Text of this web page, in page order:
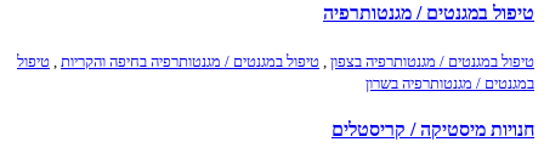
טיפול במגנטים / מגנטותרפיה
טיפול במגנטים / מגנטותרפיה בצפון , טיפול במגנטים / מגנטותרפיה בחיפה והקריות , טיפול
במגנטים / מגנטותרפיה בשרון
חנויות מיסטיקה / קריסטלים